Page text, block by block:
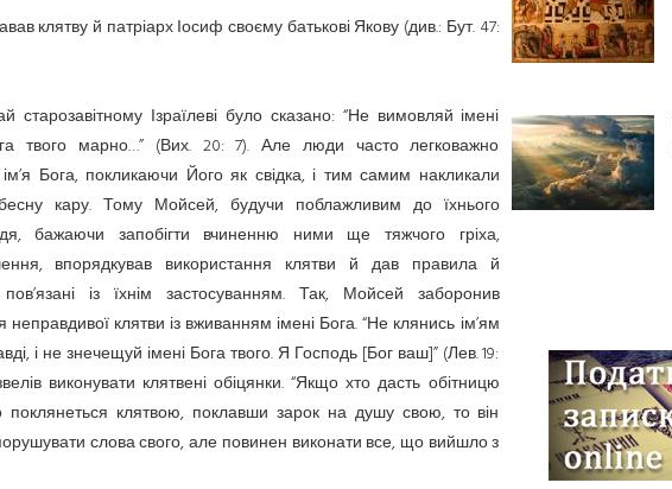
клятву й патріарх Іосиф своєму батькові Якову (див.: Бут. 47:
старозавітному Ізраїлеві було сказано: “Не вимовляй імені
твого марно…” (Вих. 20: 7). Але люди часто легковажно
Бога, покликаючи Його як свідка, і тим самим накликали
кару. Тому Мойсей, будучи поблажливим до їхнього
бажаючи запобігти вчиненню ними ще тяжчого гріха,
впорядкував використання клятви й дав правила й
із їхнім застосуванням. Так, Мойсей заборонив
неправдивої клятви із вживанням імені Бога. “Не клянись ім’ям
і не знечещуй імені Бога твого. Я Господь [Бог ваш]” (Лев. 19:
виконувати клятвені обіцянки. “Якщо хто дасть обітницю
поклянеться клятвою, поклавши зарок на душу свою, то він
слова свого, але повинен виконати все, що вийшло з